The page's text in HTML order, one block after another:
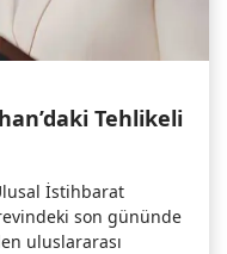
Tehlikeli
İstihbarat
son gününde
uluslararası